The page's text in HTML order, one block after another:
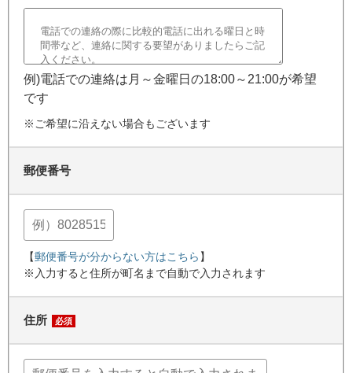
例)電話での連絡は月～金曜日の18:00～21:00が希望
です
※ご希望に沿えない場合もございます
郵便番号
【郵便番号が分からない方はこちら 】
※入力すると住所が町名まで自動で入力されます
住所 必須